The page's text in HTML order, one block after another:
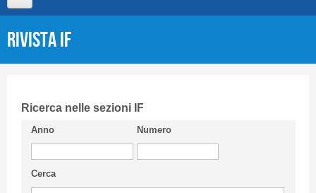
CIFI in breve
Linee Guida
Privacy Policy
Rivista IF
Ricerca nelle sezioni IF
Anno Numero
Cerca